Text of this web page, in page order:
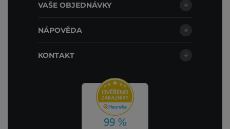
VAŠE OBJEDNÁVKY
NÁPOVĚDA
KONTAKT